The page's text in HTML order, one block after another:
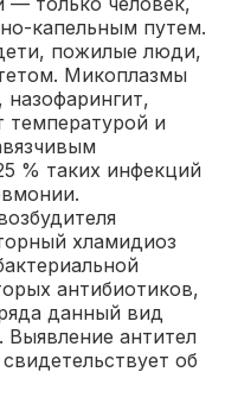
капельным путем.
пожилые люди,
Микоплазмы
температурой и
% таких инфекций
хламидиоз
антибиотиков,
данный вид
Выявление антител
об